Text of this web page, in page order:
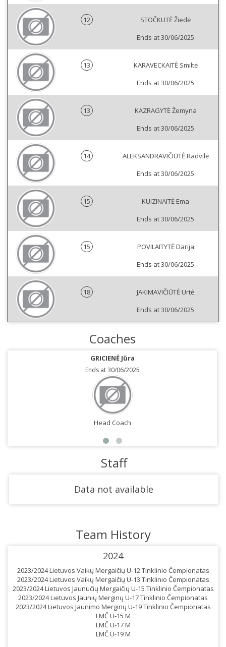
12
STOČKUTĖ Žiedė
Ends at 30/06/2025
13
KARAVECKAITĖ Smiltė
Ends at 30/06/2025
13
KAZRAGYTĖ Žemyna
Ends at 30/06/2025
14
ALEKSANDRAVIČIŪTĖ Radvilė
Ends at 30/06/2025
15
KUIZINAITĖ Ema
Ends at 30/06/2025
15
POVILAITYTĖ Darija
Ends at 30/06/2025
18
JAKIMAVIČIŪTĖ Urtė
Ends at 30/06/2025
Coaches
GRICIENĖ Jūra
Ends at 30/06/2025
Head Coach
Staff
Data not available
Team History
2024
2023/2024 Lietuvos Vaikų Mergaičių U-12 Tinklinio Čempionatas
2023/2024 Lietuvos Vaikų Mergaičių U-13 Tinklinio Čempionatas
2023/2024 Lietuvos Jaunučių Mergaičių U-15 Tinklinio Čempionatas
2023/2024 Lietuvos Jaunių Merginų U-17 Tinklinio Čempionatas
2023/2024 Lietuvos Jaunimo Merginų U-19 Tinklinio Čempionatas
LMČ U-15 M
LMČ U-17 M
LMČ U-19 M